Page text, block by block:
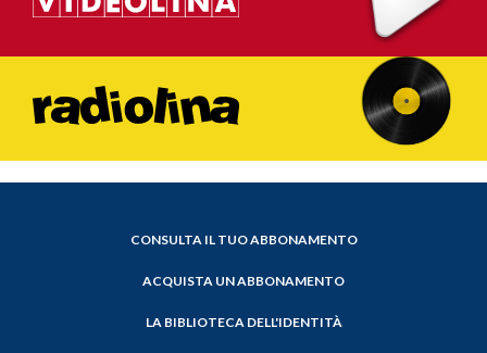
CONSULTA IL TUO ABBONAMENTO
ACQUISTA UN ABBONAMENTO
LA BIBLIOTECA DELL'IDENTITÀ